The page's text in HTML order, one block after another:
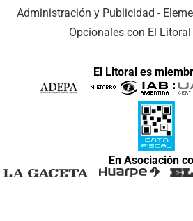
Administración y Publicidad -
Opcionales con El Litoral
El Litoral es
En Asociación